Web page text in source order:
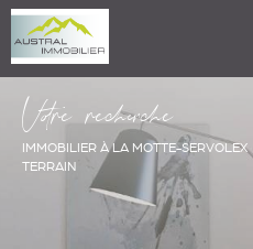
Vore recece
IMMOBILIER À LA MOTTE-SERVOLEX
TERRAIN